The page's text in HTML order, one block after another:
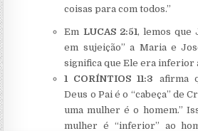
coisas para com todos.”
Em LUCAS 2:51, lemos que
em sujeição” a Maria e
significa que Ele era inferior
1 CORÍNTIOS 11:3 afirma
Deus o Pai é o “cabeça” de
uma mulher é o homem.”
mulher é “inferior” ao